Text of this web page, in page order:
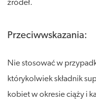
źródeł.
Przeciwwskazania:
Nie stosować w
którykolwiek składnik
kobiet w okresie ciąży i